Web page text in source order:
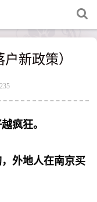
新政策）
235
疯狂。
外地人在南京买